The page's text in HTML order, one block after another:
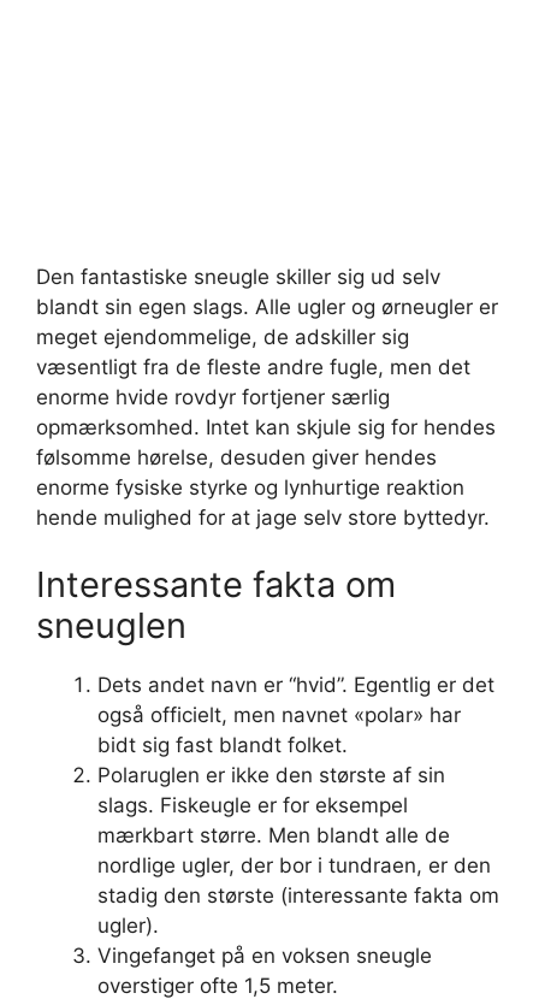
Den fantastiske sneugle skiller sig ud selv
blandt sin egen slags. Alle ugler og ørneugler er
meget ejendommelige, de adskiller sig
væsentligt fra de fleste andre fugle, men det
enorme hvide rovdyr fortjener særlig
opmærksomhed. Intet kan skjule sig for hendes
følsomme hørelse, desuden giver hendes
enorme fysiske styrke og lynhurtige reaktion
hende mulighed for at jage selv store byttedyr.
Interessante fakta om
sneuglen
Dets andet navn er “hvid”. Egentlig er det
også officielt, men navnet «polar» har
bidt sig fast blandt folket.
Polaruglen er ikke den største af sin
slags. Fiskeugle er for eksempel
mærkbart større. Men blandt alle de
nordlige ugler, der bor i tundraen, er den
stadig den største (interessante fakta om
ugler).
Vingefanget på en voksen sneugle
overstiger ofte 1,5 meter.